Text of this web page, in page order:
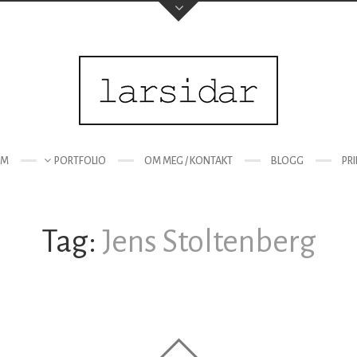
PORTFOLIO OM MEG / KONTAKT BLOGG
Tag: Jens Stoltenberg